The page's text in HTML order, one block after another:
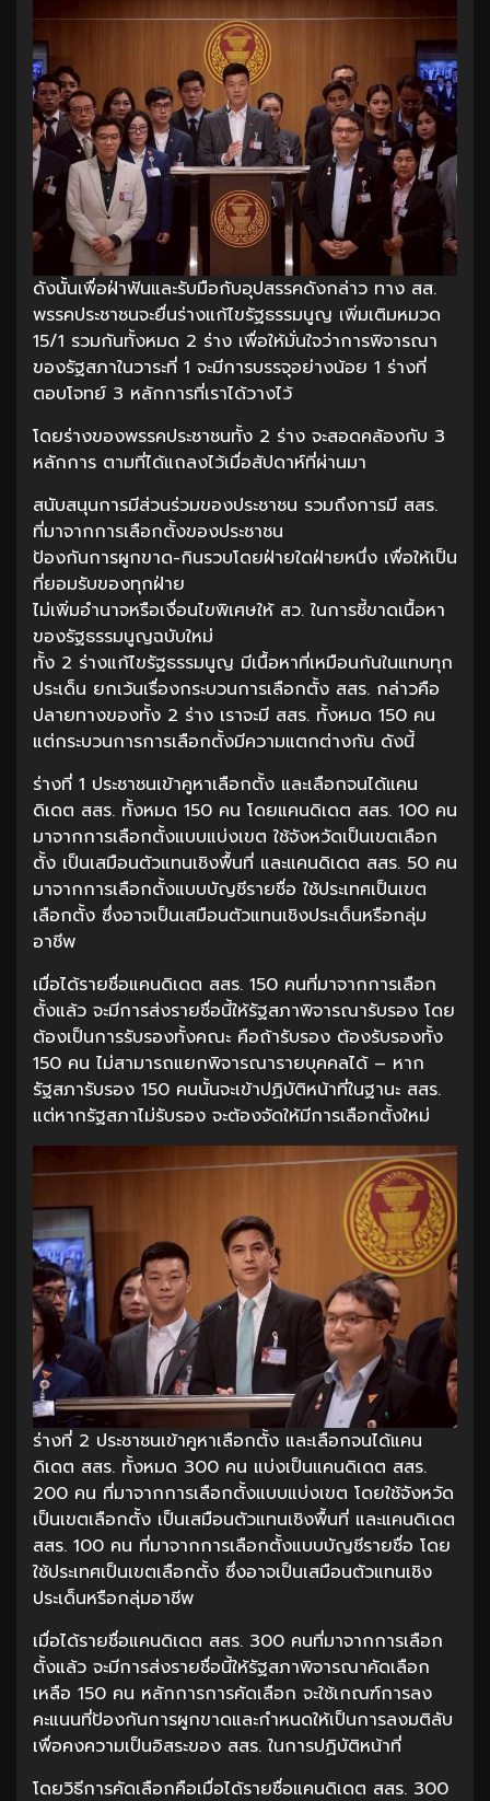
ดังนั้นเพื่อฝ่าฟันและรับมือกับอุปสรรคดังกล่าว ทาง สส.
พรรคประชาชนจะยื่นร่างแก้ไขรัฐธรรมนูญ เพิ่มเติมหมวด
15/1 รวมกันทั้งหมด 2 ร่าง เพื่อให้มั่นใจว่าการพิจารณา
ของรัฐสภาในวาระที่ 1 จะมีการบรรจุอย่างน้อย 1 ร่างที่
ตอบโจทย์ 3 หลักการที่เราได้วางไว้
โดยร่างของพรรคประชาชนทั้ง 2 ร่าง จะสอดคล้องกับ 3
หลักการ ตามที่ได้แถลงไว้เมื่อสัปดาห์ที่ผ่านมา
สนับสนุนการมีส่วนร่วมของประชาชน รวมถึงการมี สสร.
ที่มาจากการเลือกตั้งของประชาชน
ป้องกันการผูกขาด-กินรวบโดยฝ่ายใดฝ่ายหนึ่ง เพื่อให้เป็น
ที่ยอมรับของทุกฝ่าย
ไม่เพิ่มอำนาจหรือเงื่อนไขพิเศษให้ สว. ในการชี้ขาดเนื้อหา
ของรัฐธรรมนูญฉบับใหม่
ทั้ง 2 ร่างแก้ไขรัฐธรรมนูญ มีเนื้อหาที่เหมือนกันในแทบทุก
ประเด็น ยกเว้นเรื่องกระบวนการเลือกตั้ง สสร. กล่าวคือ
ปลายทางของทั้ง 2 ร่าง เราจะมี สสร. ทั้งหมด 150 คน
แต่กระบวนการการเลือกตั้งมีความแตกต่างกัน ดังนี้
ร่างที่ 1 ประชาชนเข้าคูหาเลือกตั้ง และเลือกจนได้แคน
ดิเดต สสร. ทั้งหมด 150 คน โดยแคนดิเดต สสร. 100 คน
มาจากการเลือกตั้งแบบแบ่งเขต ใช้จังหวัดเป็นเขตเลือก
ตั้ง เป็นเสมือนตัวแทนเชิงพื้นที่ และแคนดิเดต สสร. 50 คน
มาจากการเลือกตั้งแบบบัญชีรายชื่อ ใช้ประเทศเป็นเขต
เลือกตั้ง ซึ่งอาจเป็นเสมือนตัวแทนเชิงประเด็นหรือกลุ่ม
อาชีพ
เมื่อได้รายชื่อแคนดิเดต สสร. 150 คนที่มาจากการเลือก
ตั้งแล้ว จะมีการส่งรายชื่อนี้ให้รัฐสภาพิจารณารับรอง โดย
ต้องเป็นการรับรองทั้งคณะ คือถ้ารับรอง ต้องรับรองทั้ง
150 คน ไม่สามารถแยกพิจารณารายบุคคลได้ – หาก
รัฐสภารับรอง 150 คนนั้นจะเข้าปฏิบัติหน้าที่ในฐานะ สสร.
แต่หากรัฐสภาไม่รับรอง จะต้องจัดให้มีการเลือกตั้งใหม่
ร่างที่ 2 ประชาชนเข้าคูหาเลือกตั้ง และเลือกจนได้แคน
ดิเดต สสร. ทั้งหมด 300 คน แบ่งเป็นแคนดิเดต สสร.
200 คน ที่มาจากการเลือกตั้งแบบแบ่งเขต โดยใช้จังหวัด
เป็นเขตเลือกตั้ง เป็นเสมือนตัวแทนเชิงพื้นที่ และแคนดิเดต
สสร. 100 คน ที่มาจากการเลือกตั้งแบบบัญชีรายชื่อ โดย
ใช้ประเทศเป็นเขตเลือกตั้ง ซึ่งอาจเป็นเสมือนตัวแทนเชิง
ประเด็นหรือกลุ่มอาชีพ
เมื่อได้รายชื่อแคนดิเดต สสร. 300 คนที่มาจากการเลือก
ตั้งแล้ว จะมีการส่งรายชื่อนี้ให้รัฐสภาพิจารณาคัดเลือก
เหลือ 150 คน หลักการการคัดเลือก จะใช้เกณฑ์การลง
คะแนนที่ป้องกันการผูกขาดและกำหนดให้เป็นการลงมติลับ
เพื่อคงความเป็นอิสระของ สสร. ในการปฏิบัติหน้าที่
โดยวิธีการคัดเลือกคือเมื่อได้รายชื่อแคนดิเดต สสร. 300